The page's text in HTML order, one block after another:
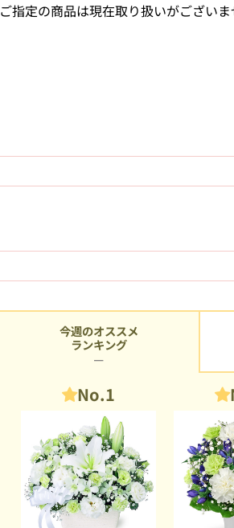
ご指定の商品は現在取り扱いがございま
今週のオススメ
ランキング
No.1